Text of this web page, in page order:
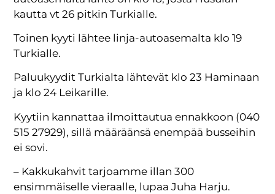
kautta vt 26 pitkin Turkialle.
Toinen kyyti lähtee linja-autoasemalta klo 19
Turkialle.
Paluukyydit Turkialta lähtevät klo 23 Haminaan
ja klo 24 Leikarille.
Kyytiin kannattaa ilmoittautua ennakkoon (040
515 27929), sillä määräänsä enempää busseihin
ei sovi.
– Kakkukahvit tarjoamme illan 300
ensimmäiselle vieraalle, lupaa Juha Harju.